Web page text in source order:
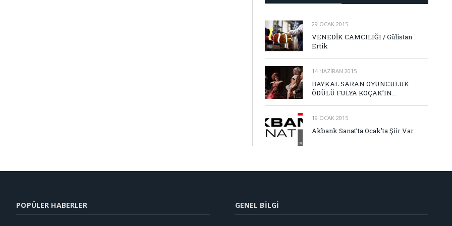
29 OCAK 2015
VENEDİK CAMCILIĞI / Gülistan
Ertik
14 HAZIRAN 2015
BAYKAL SARAN OYUNCULUK
ÖDÜLÜ FULYA KOÇAK’IN…
19 OCAK 2015
Akbank Sanat’ta Ocak’ta Şiir Var
POPÜLER HABERLER GENEL BILGI